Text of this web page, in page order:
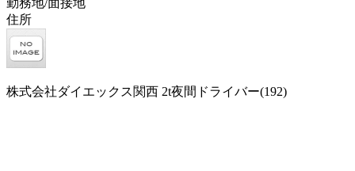
住所
株式会社ダイエックス関西 2t夜間ドライバー(192)